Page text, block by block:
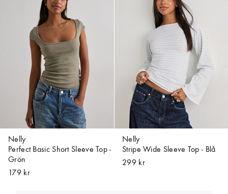
Nelly
Perfect Basic Short Sleeve Top -
Grön
179 kr
Nelly
Stripe Wide Sleeve Top - Blå
299 kr